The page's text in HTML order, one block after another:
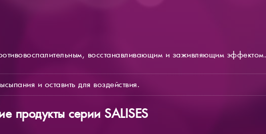
восстанавливающим и заживляющим эффектом.
и оставить для воздействия.
продукты серии SALISES